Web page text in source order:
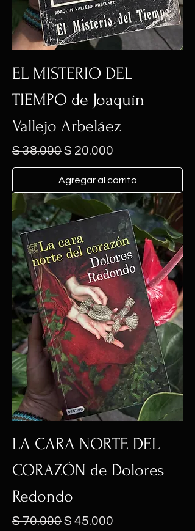
EL MISTERIO DEL
TIEMPO de Joaquín
Vallejo Arbeláez
Precio
$ 38.000Precio de oferta
$ 20.000
Agregar al carrito
LA CARA NORTE DEL
CORAZÓN de Dolores
Redondo
Precio
$ 70.000Precio de oferta
$ 45.000